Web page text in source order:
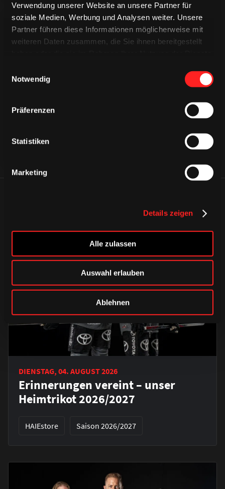
Verwendung unserer Website an unsere Partner für
soziale Medien, Werbung und Analysen weiter. Unsere
Partner führen diese Informationen möglicherweise mit
weiteren Daten zusammen, die Sie ihnen bereitgestellt
Notwendig
Präferenzen
Statistiken
Marketing
Details zeigen
Alle zulassen
Auswahl erlauben
Ablehnen
DIENSTAG, 04. AUGUST 2026
Erinnerungen vereint – unser
Heimtrikot 2026/2027
HAIEstore Saison 2026/2027